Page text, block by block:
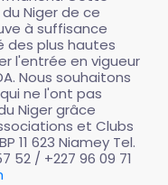
Niger de ce
à suffisance
des plus hautes
l'entrée en vigueur
Nous souhaitons
ne l'ont pas
Niger grâce
et Clubs
BP 11 623 Niamey Tel.
52 / +227 96 09 71